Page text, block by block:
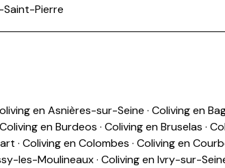
Pierre
en Asnières-sur-Seine · Coliving en
Coliving en Burdeos · Coliving en Bruselas ·
· Coliving en Colombes · Coliving en
les-Moulineaux· Coliving en Ivry-sur-